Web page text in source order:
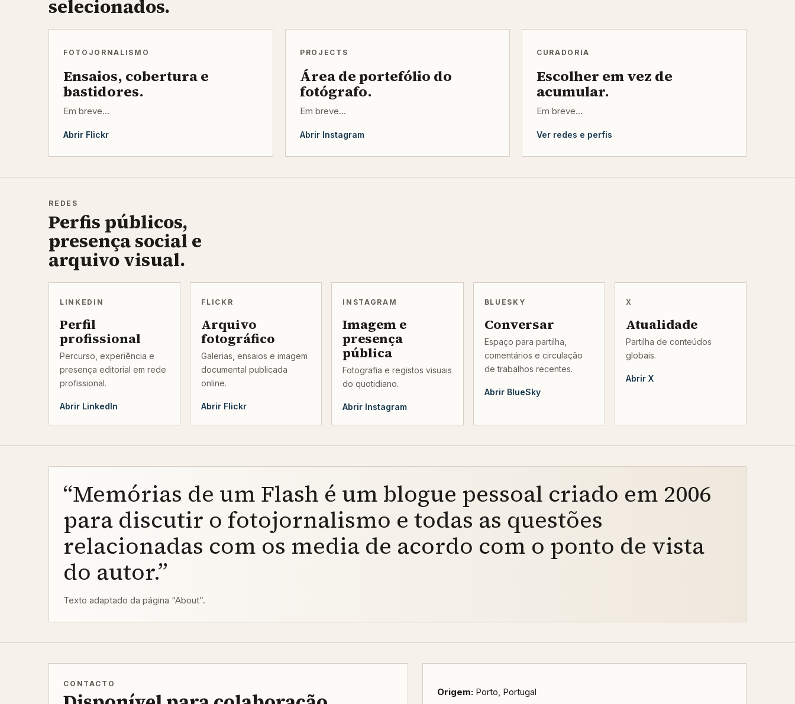
selecionados.
FOTOJORNALISMO
Ensaios, cobertura e
bastidores.
Em breve...
Abrir Flickr
PROJECTS
Área de portefólio do
fotógrafo.
Em breve...
Abrir Instagram
CURADORIA
Escolher em vez de
acumular.
Em breve...
Ver redes e perfis
REDES
Perfis públicos,
presença social e
arquivo visual.
LINKEDIN
Perfil
profissional
Percurso, experiência e
presença editorial em rede
profissional.
Abrir LinkedIn
FLICKR
Arquivo
fotográfico
Galerias, ensaios e imagem
documental publicada
online.
Abrir Flickr
INSTAGRAM
Imagem e
presença
pública
Fotografia e registos visuais
do quotidiano.
Abrir Instagram
BLUESKY
Conversar
Espaço para partilha,
comentários e circulação
de trabalhos recentes.
Abrir BlueSky
X
Atualidade
Partilha de conteúdos
globais.
Abrir X
“Memórias de um Flash é um blogue pessoal criado em 2006
para discutir o fotojornalismo e todas as questões
relacionadas com os media de acordo com o ponto de vista
do autor.”
Texto adaptado da página “About”.
CONTACTO
Origem: Porto, Portugal